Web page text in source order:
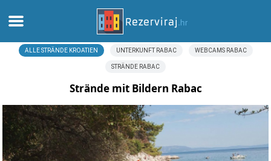
Zuhause
Touristeninformation
Strände
ALLE STRÄNDE KROATIEN UNTERKUNFT RABAC WEBCAMS RABAC
STRÄNDE RABAC
Strände mit Bildern Rabac